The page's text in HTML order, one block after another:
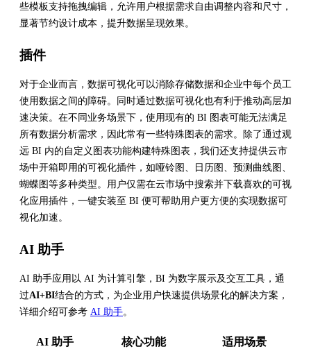
些模板支持拖拽编辑，允许用户根据需求自由调整内容和尺寸，
显著节约设计成本，提升数据呈现效果。
插件
对于企业而言，数据可视化可以消除存储数据和企业中每个员工
使用数据之间的障碍。同时通过数据可视化也有利于推动高层加
速决策。在不同业务场景下，使用现有的 BI 图表可能无法满足
所有数据分析需求，因此常有一些特殊图表的需求。除了通过观
远 BI 内的自定义图表功能构建特殊图表，我们还支持提供云市
场中开箱即用的可视化插件，如哑铃图、日历图、预测曲线图、
蝴蝶图等多种类型。用户仅需在云市场中搜索并下载喜欢的可视
化应用插件，一键安装至 BI 便可帮助用户更方便的实现数据可
视化加速。
AI 助手
AI 助手应用以 AI 为计算引擎，BI 为数字展示及交互工具，通
过AI+BI结合的方式，为企业用户快速提供场景化的解决方案，
详细介绍可参考 AI 助手。
AI 助手 核心功能
适用场景